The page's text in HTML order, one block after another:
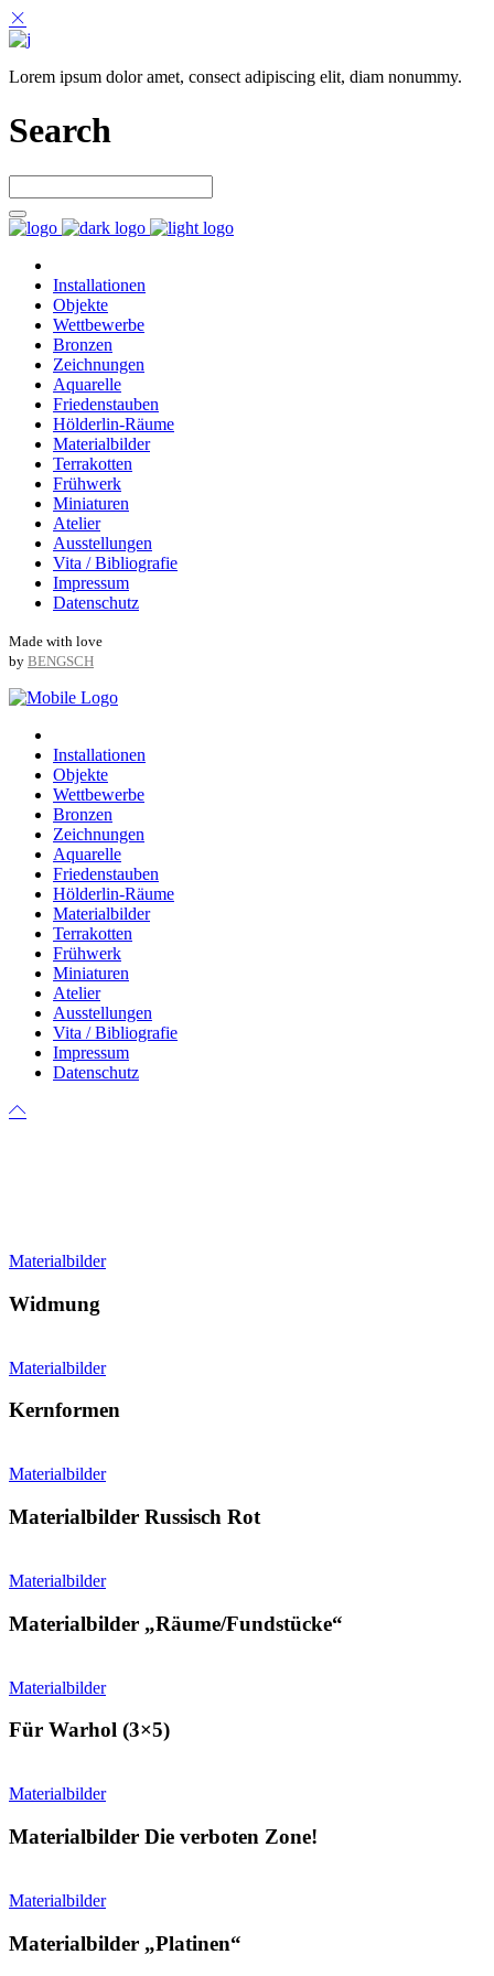
Lorem ipsum dolor amet, consect adipiscing elit, diam nonummy.
Search
Installationen
Objekte
Wettbewerbe
Bronzen
Zeichnungen
Aquarelle
Friedenstauben
Hölderlin-Räume
Materialbilder
Terrakotten
Frühwerk
Miniaturen
Atelier
Ausstellungen
Vita / Bibliografie
Impressum
Datenschutz
Made with love
by BENGSCH
Installationen
Objekte
Wettbewerbe
Bronzen
Zeichnungen
Aquarelle
Friedenstauben
Hölderlin-Räume
Materialbilder
Terrakotten
Frühwerk
Miniaturen
Atelier
Ausstellungen
Vita / Bibliografie
Impressum
Datenschutz
Materialbilder
Widmung
Materialbilder
Kernformen
Materialbilder
Materialbilder Russisch Rot
Materialbilder
Materialbilder „Räume/Fundstücke“
Materialbilder
Für Warhol (3×5)
Materialbilder
Materialbilder Die verboten Zone!
Materialbilder
Materialbilder „Platinen“